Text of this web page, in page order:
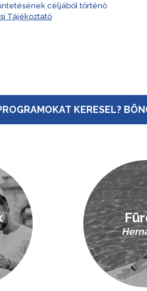
céljából történő
Tájékoztató
KERESEL?